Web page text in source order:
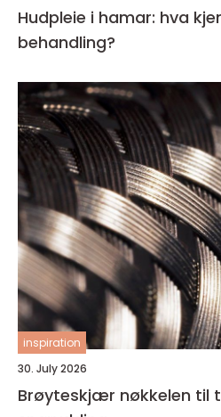
Hudpleie i hamar: hva
behandling?
inspiration
30. July 2026
Brøyteskjær nøkkelen til trygg og effektiv